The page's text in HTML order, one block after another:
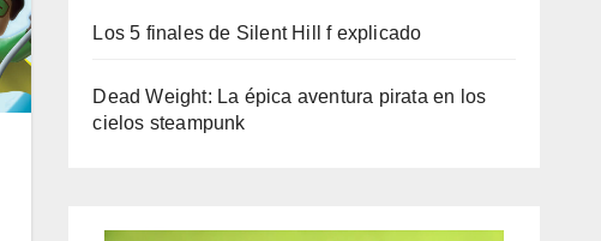
Los 5 finales de Silent Hill f explicado
Dead Weight: La épica aventura pirata en los
cielos steampunk